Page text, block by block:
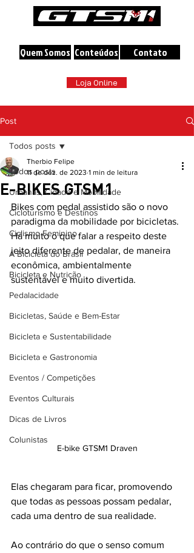
Quem Somos Conteúdos Contato
Loja Online
Post
Todos posts
Urbanas, Cidade e Mobilidade
Cicloturismo e Destinos
Ciclismo Feminino
A Bicicleta do Brasil
Bicicleta e Nutrição
Pedalacidade
Bicicletas, Saúde e Bem-Estar
Bicicleta e Sustentabilidade
Bicicleta e Gastronomia
Eventos / Competições
Eventos Culturais
Dicas de Livros
Colunistas
Todos posts
E-BIKES GTSM1
Therbio Felipe
11 de dez. de 2023 1 min de leitura
Bikes com pedal assistido são o novo
paradigma da mobilidade por bicicletas.
Há muito o que falar a respeito deste
jeito diferente de pedalar, de maneira
econômica, ambientalmente
sustentável e muito divertida.
E-bike GTSM1 Draven
Elas chegaram para ficar, promovendo
que todas as pessoas possam pedalar,
cada uma dentro de sua realidade.
Ao contrário do que o senso comum